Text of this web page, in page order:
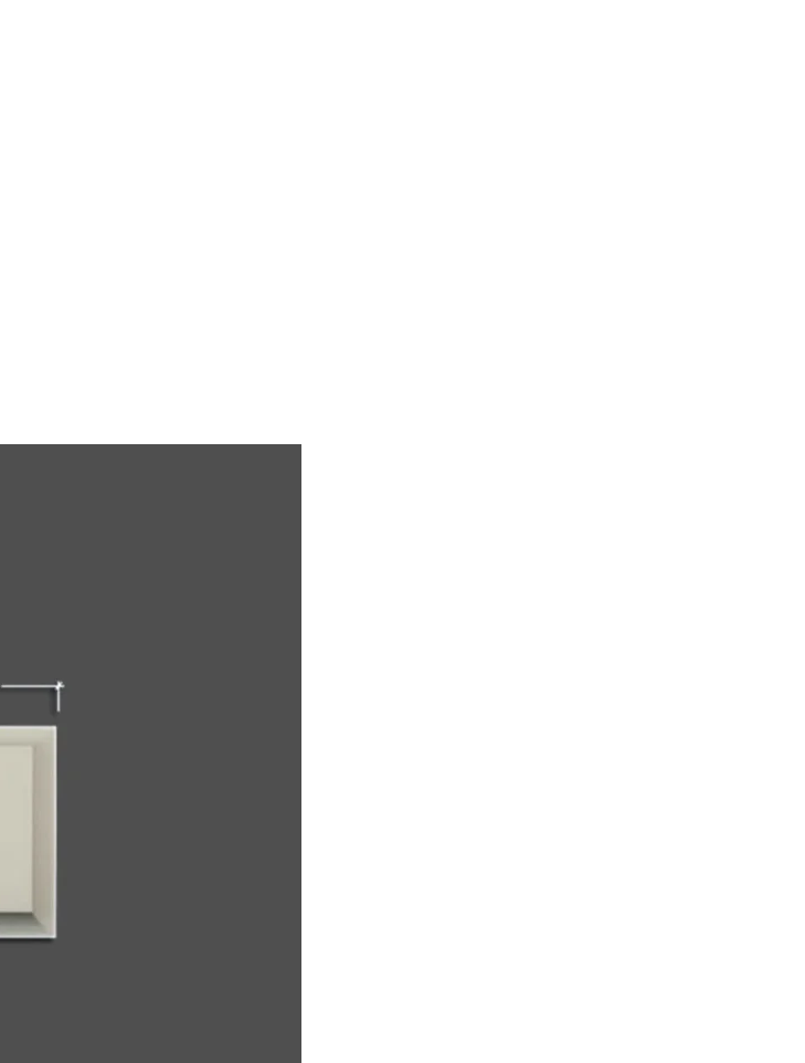
za unapređenje izgleda i funkcionalnosti fasada zgrada. Izrađene od
Njihova popularnost raste iz više razloga. Prvenstveno, stiropor je lagani
inovativno i estetski privlačno rešenje za unapređenje izgleda fasada.
je materijal koji ne podleže koroziji, truljenju ili deformaciji usled promena
godina, čineći ih pouzdanim izborom za spoljne prostore.